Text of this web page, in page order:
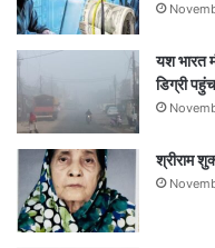
यश भारत
डिग्री
श्रीराम